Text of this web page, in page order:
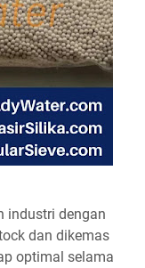
industri dengan
dan dikemas
optimal selama